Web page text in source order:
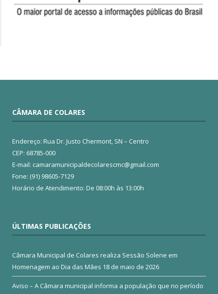
CÂMARA DE COLARES
Endereço: Rua Dr. Justo Chermont, SN – Centro
CEP: 68785-000
E-mail: camaramunicipaldecolarescmc@gmail.com
Fone: (91) 98605-7129
Horário de Atendimento: De 08:00h às 13:00h
ÚLTIMAS PUBLICAÇÕES
Câmara Municipal de Colares realiza Sessão Solene em
Homenagem ao Dia das Mães 18 de maio de 2026
Aviso – A Câmara municipal informa a população que no período